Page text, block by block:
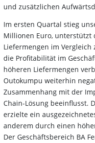
und zusätzlichen
Im ersten Quartal stieg
Millionen Euro, unterstützt
Liefermengen im
die Profitabilität im
höheren Liefermengen
Outokumpu weiterhin
Zusammenhang mit der
Chain-Lösung beeinflusst.
erzielte ein
anderem durch einen
Der Geschäftsbereich BA